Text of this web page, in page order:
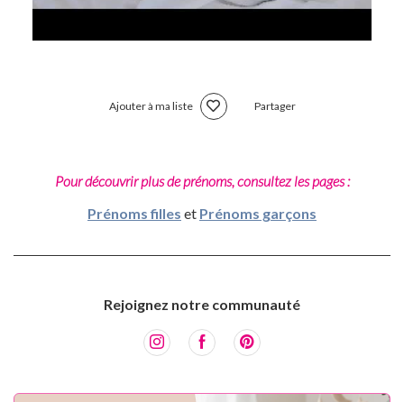
Ajouter à ma liste Partager
Pour découvrir plus de prénoms, consultez les pages :
Prénoms filles et Prénoms garçons
Rejoignez notre communauté